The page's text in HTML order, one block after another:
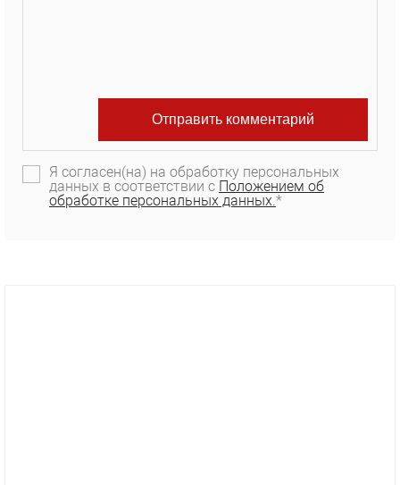
Я согласен(на) на обработку персональных
данных в соответствии с Положением об
обработке персональных данных.*